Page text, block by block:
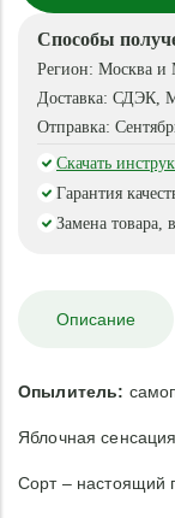
Способы
Регион: Москва и
Доставка: СДЭК,
Отправка:
Скачать
Гарантия
Замена товара,
Описание
Опылитель:
Яблочная
Сорт – настоящий